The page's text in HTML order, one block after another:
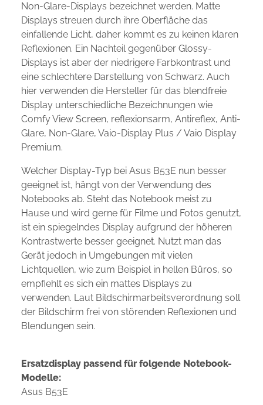
Non-Glare-Displays bezeichnet werden. Matte
Displays streuen durch ihre Oberfläche das
einfallende Licht, daher kommt es zu keinen klaren
Reflexionen. Ein Nachteil gegenüber Glossy-
Displays ist aber der niedrigere Farbkontrast und
eine schlechtere Darstellung von Schwarz. Auch
hier verwenden die Hersteller für das blendfreie
Display unterschiedliche Bezeichnungen wie
Comfy View Screen, reflexionsarm, Antireflex, Anti-
Glare, Non-Glare, Vaio-Display Plus / Vaio Display
Premium.
Welcher Display-Typ bei Asus B53E nun besser
geeignet ist, hängt von der Verwendung des
Notebooks ab. Steht das Notebook meist zu
Hause und wird gerne für Filme und Fotos genutzt,
ist ein spiegelndes Display aufgrund der höheren
Kontrastwerte besser geeignet. Nutzt man das
Gerät jedoch in Umgebungen mit vielen
Lichtquellen, wie zum Beispiel in hellen Büros, so
empfiehlt es sich ein mattes Displays zu
verwenden. Laut Bildschirmarbeitsverordnung soll
der Bildschirm frei von störenden Reflexionen und
Blendungen sein.
Ersatzdisplay passend für folgende Notebook-
Modelle:
Asus B53E